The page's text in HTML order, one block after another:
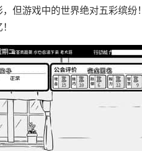
，但游戏中的世界绝对五彩缤